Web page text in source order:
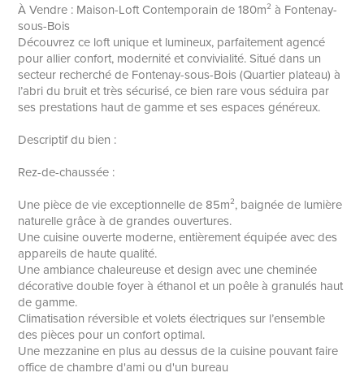
À Vendre : Maison-Loft Contemporain de 180m² à Fontenay-
sous-Bois
Découvrez ce loft unique et lumineux, parfaitement agencé
pour allier confort, modernité et convivialité. Situé dans un
secteur recherché de Fontenay-sous-Bois (Quartier plateau) à
l’abri du bruit et très sécurisé, ce bien rare vous séduira par
ses prestations haut de gamme et ses espaces généreux.
Descriptif du bien :
Rez-de-chaussée :
Une pièce de vie exceptionnelle de 85m², baignée de lumière
naturelle grâce à de grandes ouvertures.
Une cuisine ouverte moderne, entièrement équipée avec des
appareils de haute qualité.
Une ambiance chaleureuse et design avec une cheminée
décorative double foyer à éthanol et un poêle à granulés haut
de gamme.
Climatisation réversible et volets électriques sur l’ensemble
des pièces pour un confort optimal.
Une mezzanine en plus au dessus de la cuisine pouvant faire
office de chambre d'ami ou d'un bureau